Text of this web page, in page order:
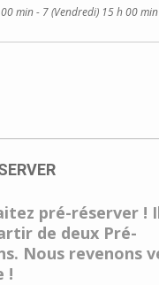
min - 7 (Vendredi) 15 h 00 min
pré-réserver !
de deux Pré-
Nous revenons
!